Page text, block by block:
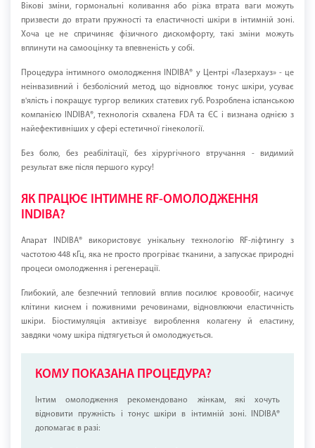
Вікові зміни, гормональні коливання або різка втрата ваги можуть
призвести до втрати пружності та еластичності шкіри в інтимній зоні.
Хоча це не спричиняє фізичного дискомфорту, такі зміни можуть
вплинути на самооцінку та впевненість у собі.
Процедура інтимного омолодження INDIBA® у Центрі «Лазерхауз» - це
неінвазивний і безболісний метод, що відновлює тонус шкіри, усуває
в'ялість і покращує тургор великих статевих губ. Розроблена іспанською
компанією INDIBA®, технологія схвалена FDA та ЄС і визнана однією з
найефективніших у сфері естетичної гінекології.
Без болю, без реабілітації, без хірургічного втручання - видимий
результат вже після першого курсу!
ЯК ПРАЦЮЄ ІНТИМНЕ RF-ОМОЛОДЖЕННЯ
INDIBA?
Апарат INDIBA® використовує унікальну технологію RF-ліфтингу з
частотою 448 кГц, яка не просто прогріває тканини, а запускає природні
процеси омолодження і регенерації.
Глибокий, але безпечний тепловий вплив посилює кровообіг, насичує
клітини киснем і поживними речовинами, відновлюючи еластичність
шкіри. Біостимуляція активізує вироблення колагену й еластину,
завдяки чому шкіра підтягується й омолоджується.
КОМУ ПОКАЗАНА ПРОЦЕДУРА?
Інтим омолодження рекомендовано жінкам, які хочуть
відновити пружність і тонус шкіри в інтимній зоні. INDIBA®
допомагає в разі: